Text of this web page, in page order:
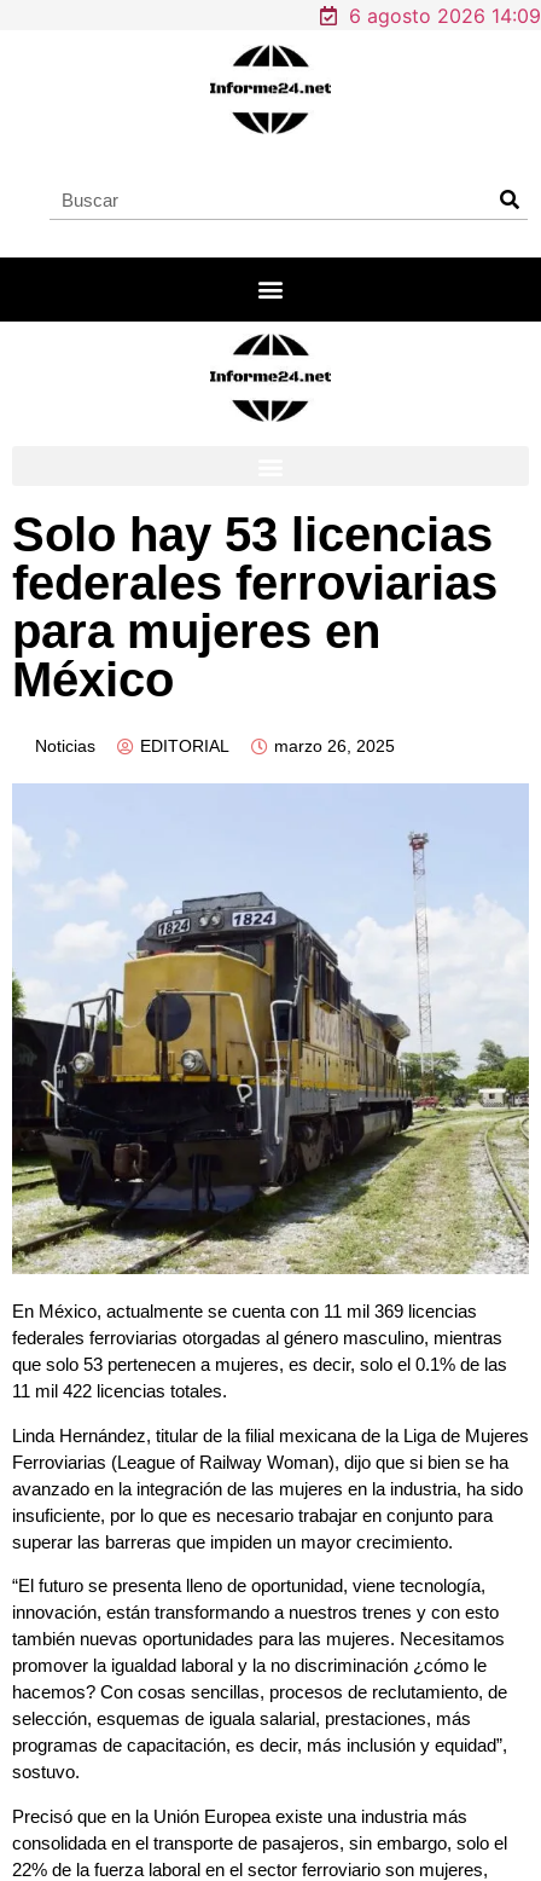
6 agosto 2026 14:09
Solo hay 53 licencias
federales ferroviarias
para mujeres en
México
Noticias EDITORIAL marzo 26, 2025
En México, actualmente se cuenta con 11 mil 369 licencias
federales ferroviarias otorgadas al género masculino, mientras
que solo 53 pertenecen a mujeres, es decir, solo el 0.1% de las
11 mil 422 licencias totales.
Linda Hernández, titular de la filial mexicana de la Liga de Mujeres
Ferroviarias (League of Railway Woman), dijo que si bien se ha
avanzado en la integración de las mujeres en la industria, ha sido
insuficiente, por lo que es necesario trabajar en conjunto para
superar las barreras que impiden un mayor crecimiento.
“El futuro se presenta lleno de oportunidad, viene tecnología,
innovación, están transformando a nuestros trenes y con esto
también nuevas oportunidades para las mujeres. Necesitamos
promover la igualdad laboral y la no discriminación ¿cómo le
hacemos? Con cosas sencillas, procesos de reclutamiento, de
selección, esquemas de iguala salarial, prestaciones, más
programas de capacitación, es decir, más inclusión y equidad”,
sostuvo.
Precisó que en la Unión Europea existe una industria más
consolidada en el transporte de pasajeros, sin embargo, solo el
22% de la fuerza laboral en el sector ferroviario son mujeres,